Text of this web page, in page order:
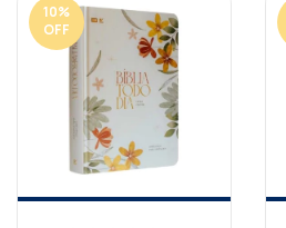
10%
OFF